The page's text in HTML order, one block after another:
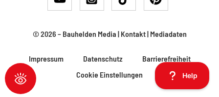
© 2026 – Bauhelden Media | Kontakt| Mediadaten
Impressum Datenschutz
Barrierefreiheit
Cookie Einstellungen